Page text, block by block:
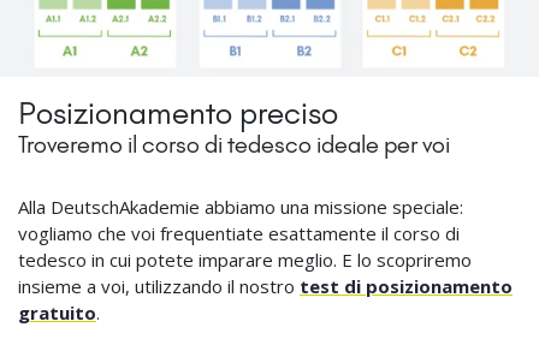
Posizionamento preciso
Troveremo il corso di tedesco ideale per voi
Alla DeutschAkademie abbiamo una missione speciale:
vogliamo che voi frequentiate esattamente il corso di
tedesco in cui potete imparare meglio. E lo scopriremo
insieme a voi, utilizzando il nostro test di posizionamento
gratuito.